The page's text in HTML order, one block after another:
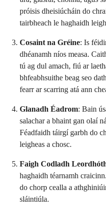
próisis dheisiúcháin do
tairbheach le haghaidh
Cosaint na Gréine: Is
dhéanamh níos measa.
tú ag dul amach, fiú ar
bhfeabhsuithe beag seo
fearr ar scarring atá ann
Glanadh Éadrom: Bain
salachar a bhaint gan olaí
Féadfaidh táirgí garbh do
leigheas a chosc.
Faigh Codladh
haghaidh téarnamh
do chorp cealla a
sláintiúla.